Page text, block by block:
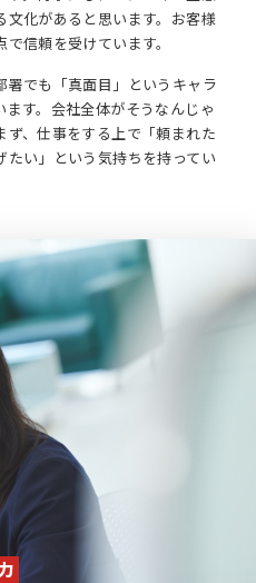
文化があると思います。お客様
信頼を受けています。
署でも「真面目」というキャラ
ます。会社全体がそうなんじゃ
ず、仕事をする上で「頼まれた
たい」という気持ちを持ってい